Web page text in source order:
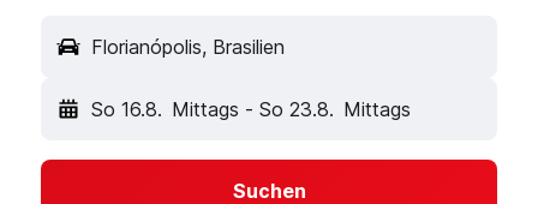
Florianópolis, Brasilien
So 16.8. Mittags - So 23.8. Mittags
Suchen